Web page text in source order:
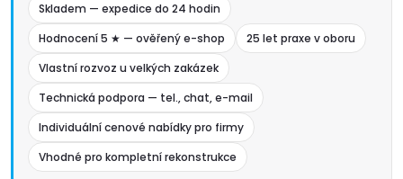
Skladem — expedice do 24 hodin
Hodnocení 5 ★ — ověřený e-shop
25 let praxe v oboru
Vlastní rozvoz u velkých zakázek
Technická podpora — tel., chat, e-mail
Individuální cenové nabídky pro firmy
Vhodné pro kompletní rekonstrukce